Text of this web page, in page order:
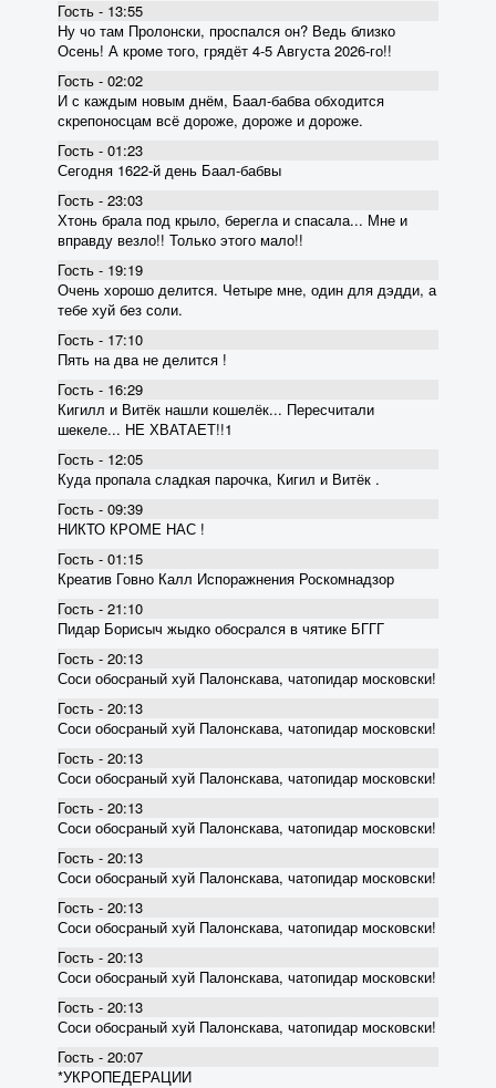
Гость - 13:55
Ну чо там Пролонски, проспался он? Ведь близко
Осень! А кроме того, грядёт 4-5 Августа 2026-го!!
Гость - 02:02
И с каждым новым днём, Баал-бабва обходится
скрепоносцам всё дороже, дороже и дороже.
Гость - 01:23
Сегодня 1622-й день Баал-бабвы
Гость - 23:03
Хтонь брала под крыло, берегла и спасала... Мне и
вправду везло!! Только этого мало!!
Гость - 19:19
Очень хорошо делится. Четыре мне, один для дэдди, а
тебе хуй без соли.
Гость - 17:10
Пять на два не делится !
Гость - 16:29
Кигилл и Витёк нашли кошелёк... Пересчитали
шекеле... НЕ ХВАТАЕТ!!1
Гость - 12:05
Куда пропала сладкая парочка, Кигил и Витёк .
Гость - 09:39
НИКТО КРОМЕ НАС !
Гость - 01:15
Креатив Говно Калл Испоражнения Роскомнадзор
Гость - 21:10
Пидар Борисыч жыдко обосрался в чятике БГГГ
Гость - 20:13
Соси обосраный хуй Палонскава, чатопидар московски!
Гость - 20:13
Соси обосраный хуй Палонскава, чатопидар московски!
Гость - 20:13
Соси обосраный хуй Палонскава, чатопидар московски!
Гость - 20:13
Соси обосраный хуй Палонскава, чатопидар московски!
Гость - 20:13
Соси обосраный хуй Палонскава, чатопидар московски!
Гость - 20:13
Соси обосраный хуй Палонскава, чатопидар московски!
Гость - 20:13
Соси обосраный хуй Палонскава, чатопидар московски!
Гость - 20:13
Соси обосраный хуй Палонскава, чатопидар московски!
Гость - 20:07
*УКРОПЕДЕРАЦИИ